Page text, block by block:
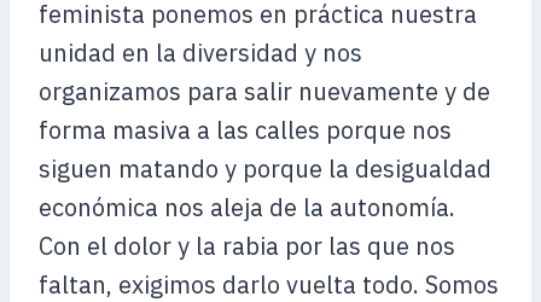
feminista ponemos en práctica nuestra
unidad en la diversidad y nos
organizamos para salir nuevamente y de
forma masiva a las calles porque nos
siguen matando y porque la desigualdad
económica nos aleja de la autonomía.
Con el dolor y la rabia por las que nos
faltan, exigimos darlo vuelta todo. Somos